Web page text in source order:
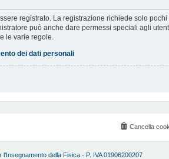
registrato. La registrazione richiede solo
può anche dare permessi speciali agli
le varie regole.
dei dati personali
Cancella
l'Insegnamento della Fisica - P. IVA 01906200207